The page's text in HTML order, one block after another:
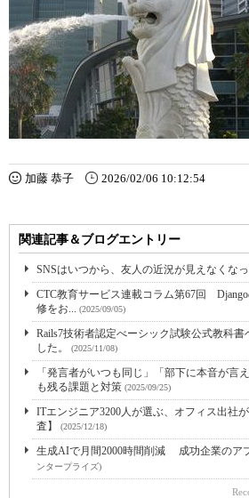
加藤 恭子 2026/02/06 10:12:54
関連記事＆ブログエントリー
SNSはいつから、友人の近況が見えなくな
CTC教育サービス連載コラム第67回
修をお... (2025/09/05)
Rails7技術者認定べーシック試験公式教科書
した。
(2025/11/08)
「発言者がいつも同じ」「部下に本音が
も残る課題と対策 (2025/09/25)
ITエンジニア3200人が選ぶ、オフィス出社
査】
(2025/12/18)
生成AIで月間2000時間削減 成功企業のア
ンタープライズ)